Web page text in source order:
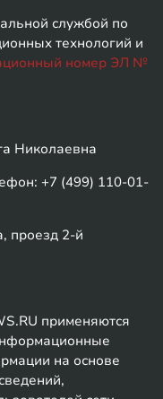
службой по
технологий и
номер ЭЛ №
Николаевна
+7 (499) 110-01-
проезд 2-й
применяются
на основе